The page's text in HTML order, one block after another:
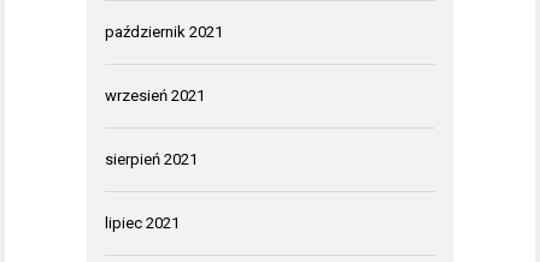
październik 2021
wrzesień 2021
sierpień 2021
lipiec 2021